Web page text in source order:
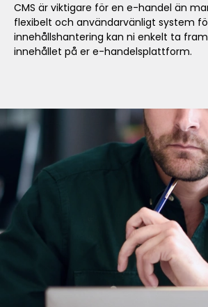
CMS är viktigare för en e-handel än
flexibelt och användarvänligt system
innehållshantering kan ni enkelt ta
innehållet på er e-handelsplattform.